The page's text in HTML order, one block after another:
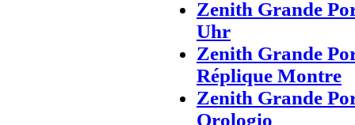
Zenith Grande
Uhr
Zenith Grande
Réplique Montre
Zenith Grande
Orologio